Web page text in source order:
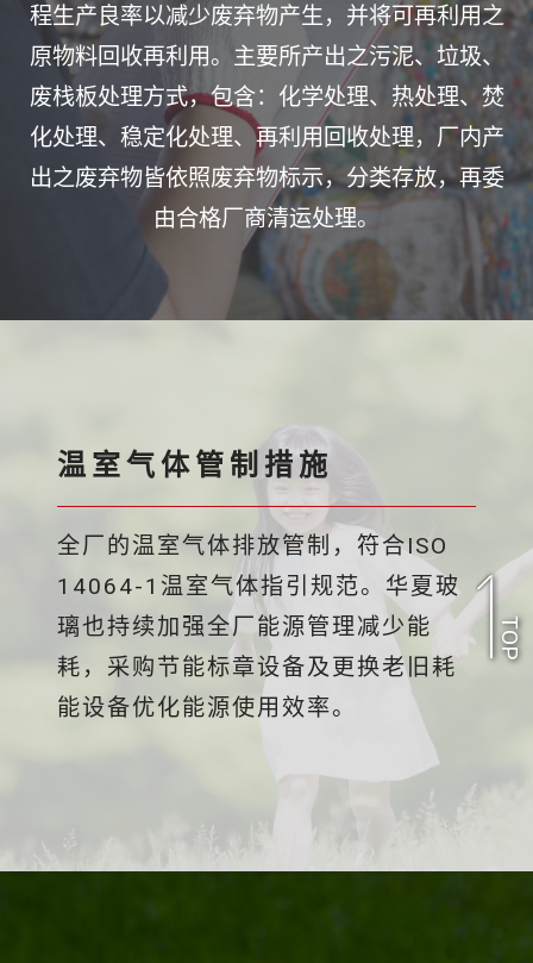
程生产良率以减少废弃物产生，并将可再利用之
原物料回收再利用。主要所产出之污泥、垃圾、
废栈板处理方式，包含：化学处理、热处理、焚
化处理、稳定化处理、再利用回收处理，厂内产
出之废弃物皆依照废弃物标示，分类存放，再委
由合格厂商清运处理。
温室气体管制措施
全厂的温室气体排放管制，符合ISO
14064-1温室气体指引规范。华夏玻
璃也持续加强全厂能源管理减少能
耗，采购节能标章设备及更换老旧耗
能设备优化能源使用效率。
TOP